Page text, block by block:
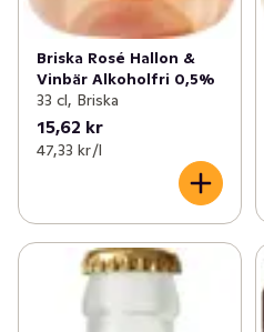
Briska Rosé Hallon &
Vinbär Alkoholfri 0,5%
33 cl, Briska
15,62 kr
47,33 kr /l